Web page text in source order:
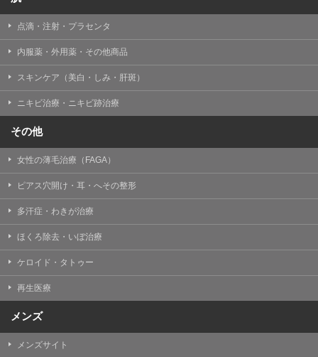
点滴・注射・プラセンタ
内服薬・外用薬・その他商品
スキンケア（美白・しみ・肝斑）
ニキビ治療・ニキビ跡治療
その他
女性の薄毛治療（FAGA）
ピアス穴開け・耳・へその整形
多汗症・わきが治療
ほくろ除去・いぼ治療
ケロイド・タトゥー
再生医療
メンズ
メンズサイト